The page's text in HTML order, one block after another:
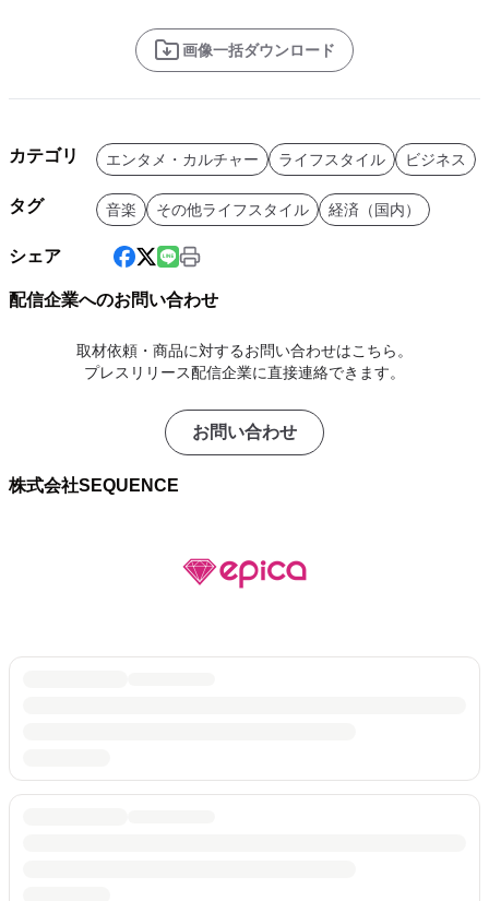
画像一括ダウンロード
カテゴリ エンタメ・カルチャー ライフスタイル ビジネス
タグ 音楽 その他ライフスタイル 経済（国内）
シェア
配信企業へのお問い合わせ
取材依頼・商品に対するお問い合わせはこちら。
プレスリリース配信企業に直接連絡できます。
お問い合わせ
株式会社SEQUENCE